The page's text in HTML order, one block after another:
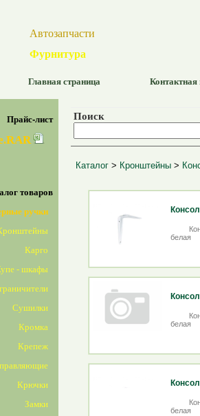
Автозапчасти
Фурнитура
Главная страница
Прайс-лист
товаров
ручки
Карго
- шкафы
Сушилки
Кромка
Крепеж
Крючки
Замки
Поиск
Каталог > Кронштейны >
белая
белая
белая